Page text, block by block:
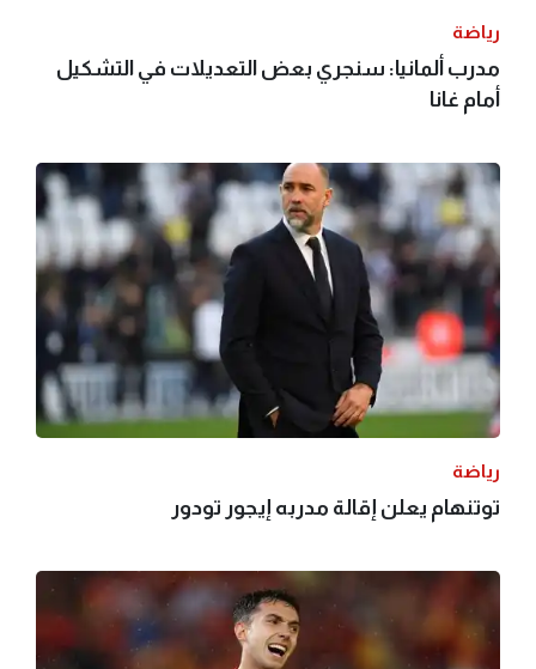
رياضة
مدرب ألمانيا: سنجري بعض التعديلات في التشكيل
أمام غانا
رياضة
توتنهام يعلن إقالة مدربه إيجور تودور